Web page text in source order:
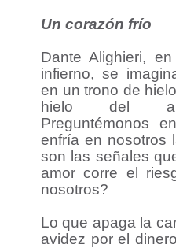
Un corazón frío
Dante Alighieri,
infierno, se
en un trono de
hielo del
Preguntémonos
enfría en nosotros
son las señales
amor corre el
nosotros?
Lo que apaga la
avidez por el